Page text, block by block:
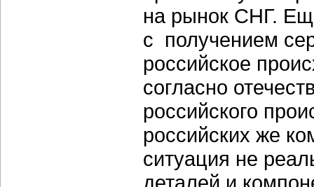
на рынок СНГ.
с получением
российское
согласно
российского
российских же
ситуация не